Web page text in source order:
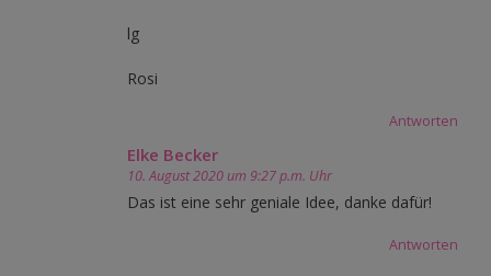
lg
Rosi
Antworten
Elke Becker
10. August 2020 um 9:27 p.m. Uhr
Das ist eine sehr geniale Idee, danke dafür!
Antworten